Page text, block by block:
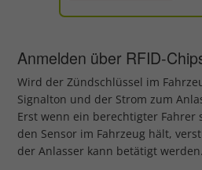
Anmelden über RFID-
Wird der Zündschlüssel im
Signalton und der Strom zum
Erst wenn ein berechtigter Fahrer
den Sensor im Fahrzeug hält,
der Anlasser kann betätigt werden.